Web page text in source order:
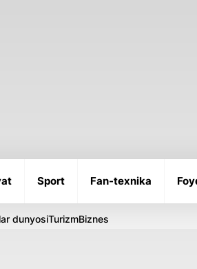
Sport Fan-texnika
dunyosiTurizmBiznes